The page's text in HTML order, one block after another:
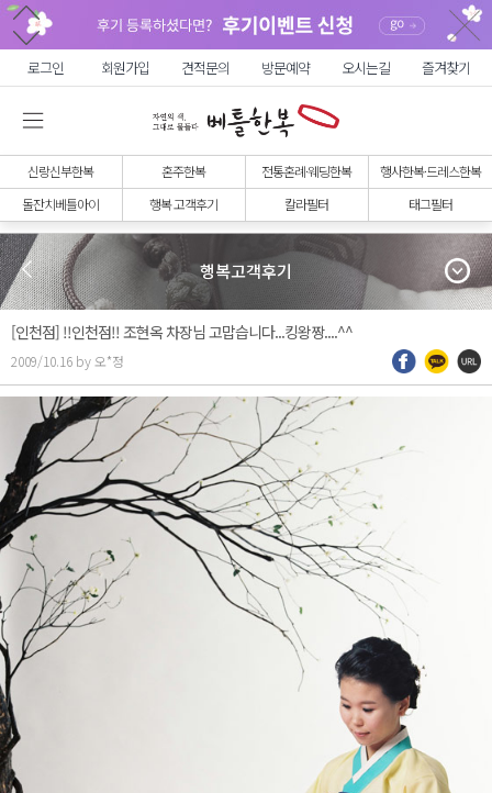
로그인 회원가입 견적문의 방문예약 오시는길 즐겨찾기
신랑신부한복 혼주한복 전통혼례·웨딩한복
행사한복·드레스한복
돌잔치베틀아이
행복 고객후기 칼라필터 태그필터
행복고객후기
[인천점] !!인천점!! 조현옥 차장님 고맙습니다...킹왕짱....^^
2009/10.16 by 오*정